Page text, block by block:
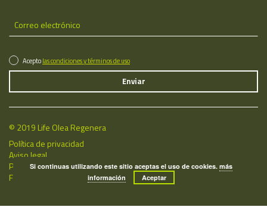
Aceptolas condiciones y términos de uso
© 2019 Life Olea Regenera
Política de privacidad
Aviso legal
Política de cookies
Fecha de última actualización: 10/08/2026
Si continuas utilizando este sitio aceptas el uso de cookies.más
información
Aceptar